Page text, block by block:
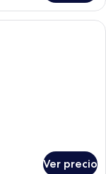
Ver precio